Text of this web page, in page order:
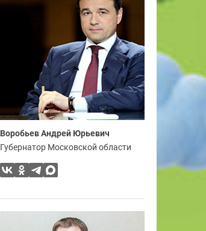
Воробьев Андрей Юрьевич
Губернатор Московской области